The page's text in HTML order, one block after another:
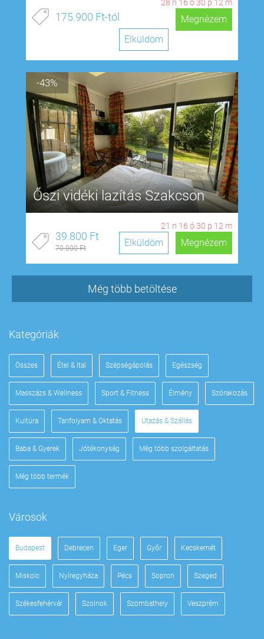
28 n 16 ó30 p 11 m
175.900 Ft-tól
Megnézem
Elküldöm
-43%
Őszi vidéki lazítás Szakcson
21 n 16 ó30 p 11 m
39.800 Ft
70.000 Ft Megnézem
Elküldöm
Még több betöltése
Kategóriák
Összes Étel & Ital Szépségápolás Egészség
Masszázs & Wellness Sport & Fitness Élmény Szórakozás
Kultúra Tanfolyam & Oktatás Utazás & Szállás
Baba & Gyerek Jótékonyság Még több szolgáltatás
Még több termék
Városok
Budapest Debrecen Eger Győr Kecskemét
Miskolc Nyíregyháza Pécs Sopron Szeged
Székesfehérvár Szolnok Szombathely Veszprém